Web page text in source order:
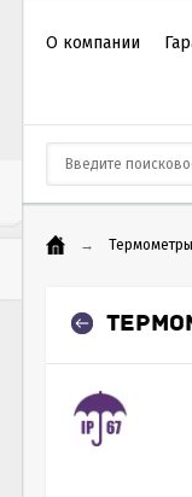
О компании
→ Термометры